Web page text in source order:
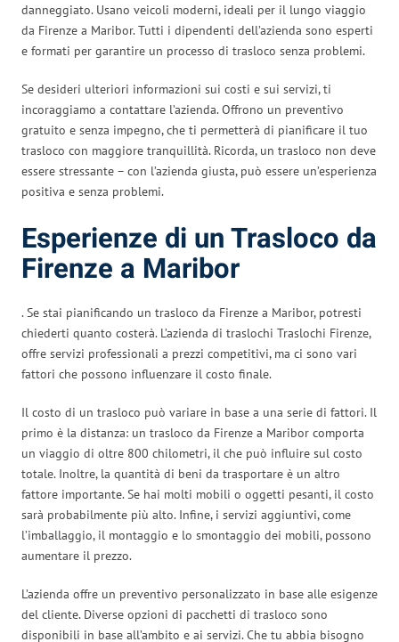
danneggiato. Usano veicoli moderni, ideali per il lungo viaggio
da Firenze a Maribor. Tutti i dipendenti dell’azienda sono esperti
e formati per garantire un processo di trasloco senza problemi.
Se desideri ulteriori informazioni sui costi e sui servizi, ti
incoraggiamo a contattare l’azienda. Offrono un preventivo
gratuito e senza impegno, che ti permetterà di pianificare il tuo
trasloco con maggiore tranquillità. Ricorda, un trasloco non deve
essere stressante – con l’azienda giusta, può essere un’esperienza
positiva e senza problemi.
Esperienze di un Trasloco da
Firenze a Maribor
. Se stai pianificando un trasloco da Firenze a Maribor, potresti
chiederti quanto costerà. L’azienda di traslochi Traslochi Firenze,
offre servizi professionali a prezzi competitivi, ma ci sono vari
fattori che possono influenzare il costo finale.
Il costo di un trasloco può variare in base a una serie di fattori. Il
primo è la distanza: un trasloco da Firenze a Maribor comporta
un viaggio di oltre 800 chilometri, il che può influire sul costo
totale. Inoltre, la quantità di beni da trasportare è un altro
fattore importante. Se hai molti mobili o oggetti pesanti, il costo
sarà probabilmente più alto. Infine, i servizi aggiuntivi, come
l’imballaggio, il montaggio e lo smontaggio dei mobili, possono
aumentare il prezzo.
L’azienda offre un preventivo personalizzato in base alle esigenze
del cliente. Diverse opzioni di pacchetti di trasloco sono
disponibili in base all’ambito e ai servizi. Che tu abbia bisogno